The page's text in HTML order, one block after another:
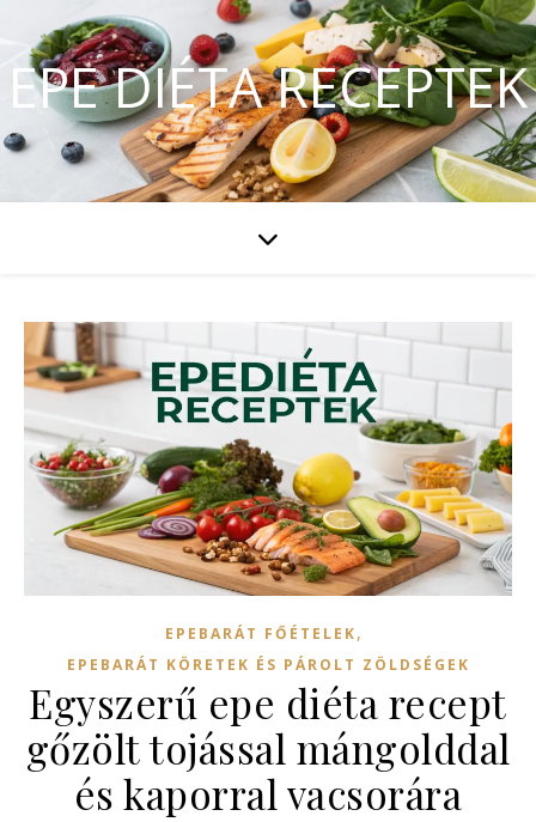
EPE DIÉTA RECEPTEK
EPEBARÁT FŐÉTELEK,
EPEBARÁT KÖRETEK ÉS PÁROLT ZÖLDSÉGEK
Egyszerű epe diéta recept
gőzölt tojással mángolddal
és kaporral vacsorára